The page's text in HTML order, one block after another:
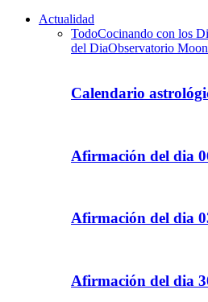
Actualidad
TodoCocinando con los
del DiaObservatorio
Calendario
Afirmación del dia
Afirmación del dia
Afirmación del dia